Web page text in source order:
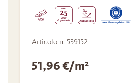
Articolo n. 539152
51,96 €/m²